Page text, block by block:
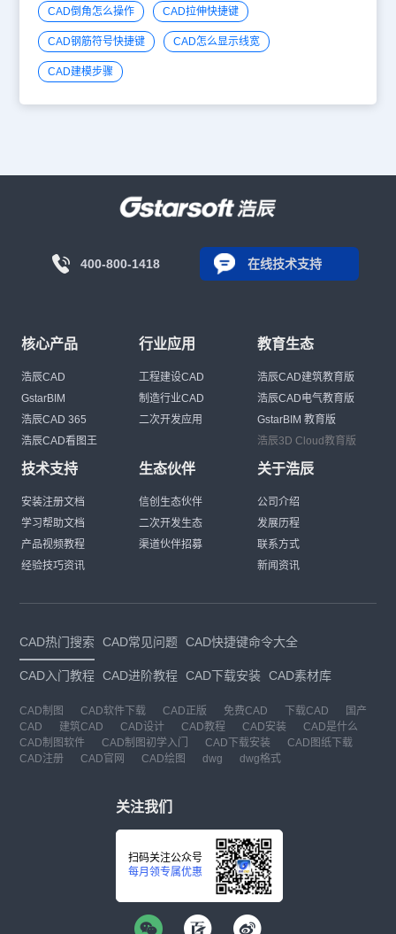
CAD倒角怎么操作 CAD拉伸快捷键
CAD钢筋符号快捷键 CAD怎么显示线宽
CAD建模步骤
400-800-1418 在线技术支持
核心产品
浩辰CAD
GstarBIM
浩辰CAD 365
浩辰CAD看图王
行业应用
工程建设CAD
制造行业CAD
二次开发应用
教育生态
浩辰CAD建筑教育版
浩辰CAD电气教育版
GstarBIM 教育版
浩辰3D Cloud教育版
技术支持
安装注册文档
学习帮助文档
产品视频教程
经验技巧资讯
生态伙伴
信创生态伙伴
二次开发生态
渠道伙伴招募
关于浩辰
公司介绍
发展历程
联系方式
新闻资讯
CAD热门搜索 CAD常见问题 CAD快捷键命令大全
CAD入门教程 CAD进阶教程 CAD下载安装 CAD素材库
CAD制图 CAD软件下载 CAD正版 免费CAD 下载CAD
国产
CAD
建筑CAD CAD设计 CAD教程 CAD安装
CAD是什么
CAD制图软件
CAD制图初学入门 CAD下载安装
CAD图纸下载
CAD注册
CAD官网 CAD绘图 dwg dwg格式
关注我们
扫码关注公众号
每月领专属优惠